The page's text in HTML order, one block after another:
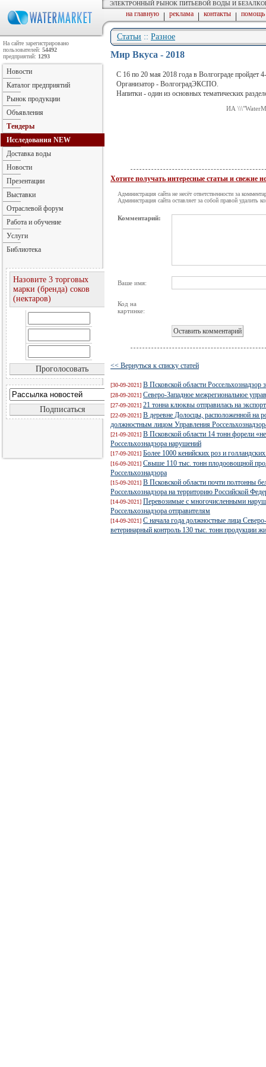
ЭЛЕКТРОННЫЙ РЫНОК ПИТЬЕВОЙ ВОДЫ И
на главную | реклама | контакты | помощь
Статьи :: Разное
Мир Вкуса - 2018
С 16 по 20 мая 2018 года в Волгограде пройдет
Организатор - ВолгоградЭКСПО.
Напитки - один из основных тематических
ИА
Хотите получать интересные статьи и свежие
Администрация сайта не несёт ответственности за
Администрация сайта оставляет за собой правой удалить
Комментарий:
Ваше имя:
Код на
картинке:
<< Вернуться к списку статей
[30-09-2021] В Псковской области
[28-09-2021] Северо-Западное межрегиональное
[27-09-2021] 21 тонна клюквы отправилась на
[22-09-2021] В деревне Долосцы, расположенной на
должностным лицом Управления
[21-09-2021] В Псковской области 14 тонн форели
Россельхознадзора нарушений
[17-09-2021] Более 1000 кенийских роз и
[16-09-2021] Свыше 110 тыс. тонн плодоовощной
Россельхознадзора
[15-09-2021] В Псковской области почти полтонны
Россельхознадзора на территорию Российской
[14-09-2021] Перевозимые с многочисленными
Россельхознадзора отправителям
[14-09-2021] С начала года должностные лица
ветеринарный контроль 130 тыс. тонн продукции
На сайте зарегистрировано
пользователей: 54492
предприятий: 1293
Новости
Каталог предприятий
Рынок продукции
Объявления
Тендеры
Исследования NEW
Доставка воды
Новости
Презентации
Выставки
Отраслевой форум
Работа и обучение
Услуги
Библиотека
Назовите 3 торговых
марки (бренда) соков
(нектаров)